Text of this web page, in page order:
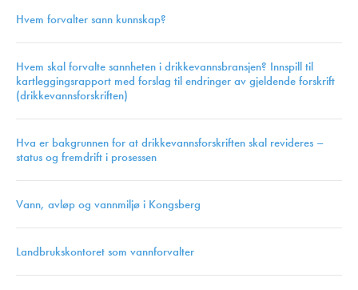
Hvem forvalter sann kunnskap?
Hvem skal forvalte sannheten i drikkevannsbransjen? Innspill til
kartleggingsrapport med forslag til endringer av gjeldende forskrift
(drikkevannsforskriften)
Hva er bakgrunnen for at drikkevannsforskriften skal revideres –
status og fremdrift i prosessen
Vann, avløp og vannmiljø i Kongsberg
Landbrukskontoret som vannforvalter